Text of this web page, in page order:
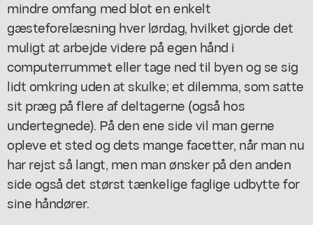
mindre omfang med blot en enkelt
gæsteforelæsning hver lørdag, hvilket gjorde det
muligt at arbejde videre på egen hånd i
computerrummetellertage ned til byen og se sig
lidt omkring uden at skulke; et dilemma, som satte
sit præg på flere af deltagerne (også hos
undertegnede). På den ene side vil man gerne
opleve et sted og dets mange facetter, når man nu
har rejst så langt, men man ønsker på den anden
side også det størst tænkelige faglige udbytte for
sine håndører.